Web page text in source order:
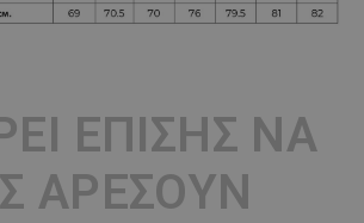
ΕΠΊΣΗΣ ΝΑ
ΑΡΈΣΟΥΝ